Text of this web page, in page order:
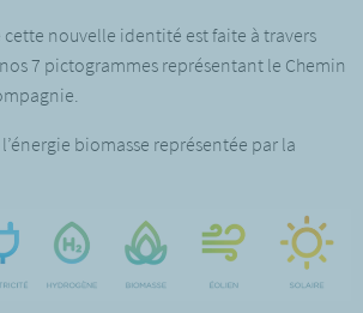
nouvelle identité est faite à travers
7 pictogrammes représentant le Chemin
biomasse représentée par la